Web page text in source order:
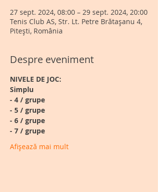
27 sept. 2024, 08:00 – 29 sept. 2024, 20:00
Tenis Club AS, Str. Lt. Petre Brătașanu 4,
Pitești, România
Despre eveniment
NIVELE DE JOC:
Simplu
- 4 / grupe
- 5 / grupe
- 6 / grupe
- 7 / grupe
Afișează mai mult